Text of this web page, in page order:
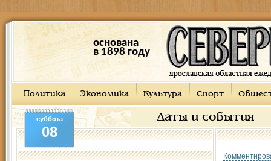
основана
в 1898 году
Политика Экономика Культура Спорт
Даты и события
суббота
08